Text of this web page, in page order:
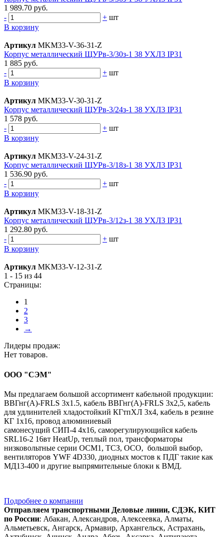
1 989.70 руб.
-
+ шт
В корзину
Артикул MKM33-V-36-31-Z
Корпус металлический ЩУРв-3/30з-1 38 УХЛ3 IP31
1 885 руб.
-
+ шт
В корзину
Артикул MKM33-V-30-31-Z
Корпус металлический ЩУРв-3/24з-1 38 УХЛ3 IP31
1 578 руб.
-
+ шт
В корзину
Артикул MKM33-V-24-31-Z
Корпус металлический ЩУРв-3/18з-1 38 УХЛ3 IP31
1 536.90 руб.
-
+ шт
В корзину
Артикул MKM33-V-18-31-Z
Корпус металлический ЩУРв-3/12з-1 38 УХЛ3 IP31
1 292.80 руб.
-
+ шт
В корзину
Артикул MKM33-V-12-31-Z
1 - 15 из 44
Страницы:
1
2
3
→
Лидеры продаж:
Нет товаров.
ООО "СЭМ"
Мы предлагаем большой ассортимент кабельной продукции:
ВВГнг(A)-FRLS 3х1.5, кабель ВВГнг(A)-FRLS 3х2,5, кабель
для удлинителей хладостойкий КГтпХЛ 3х4, кабель в резине
КГ 1х16, провод алюминиевый
самонесущий СИП-4 4х16, саморегулирующийся кабель
SRL16-2 16вт HeatUp, теплый пол, трансформаторы
низковольтные серии ОСМ1, ТСЗ, ОСО, большой выбор,
вентиляторов YWF 4D330, диодных мостов к ПДГ такие как
МД13-400 и другие выпрямительные блоки к ВМД.
Подробнее о компании
Отправляем транспортными Деловые линии, СДЭК, КИТ
по России: Абакан, Александров, Алексеевка, Алматы,
Альметьевск, Ангарск, Армавир, Архангельск, Астрахань,